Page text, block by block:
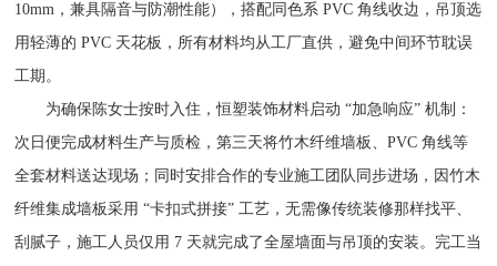
10mm，兼具隔音与防潮性能），搭配同色系 PVC 角线收边，吊顶选
用轻薄的 PVC 天花板，所有材料均从工厂直供，避免中间环节耽误
工期。​
为确保陈女士按时入住，恒塑装饰材料启动 “加急响应” 机制：
次日便完成材料生产与质检，第三天将竹木纤维墙板、PVC 角线等
全套材料送达现场；同时安排合作的专业施工团队同步进场，因竹木
纤维集成墙板采用 “卡扣式拼接” 工艺，无需像传统装修那样找平、
刮腻子，施工人员仅用 7 天就完成了全屋墙面与吊顶的安装。完工当